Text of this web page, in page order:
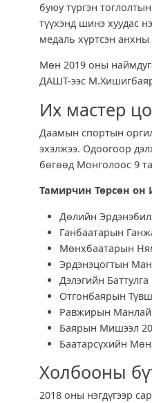
буюу түргэн
түүхэнд шинэ хуудас
медаль хүртсэн
Мөн 2019 оны
ДАШТ-ээс
Их мастер
Даамын спортын
эхэлжээ. Одоогоор
бөгөөд Монголоос 9
Тамирчин Төрсөн он
Дөлийн
Ганбаатарын
Мөнхбаатарын
Эрдэнэцогтын
Дэлэгийн
Отгонбаярын
Равжирын Манлай
Баярын Мишээл
Баатарсүхийн
Холбооны
2018 оны нэгдүгээр